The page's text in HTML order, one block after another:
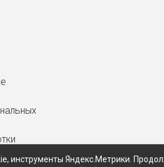
инструменты Яндекс.Метрики.